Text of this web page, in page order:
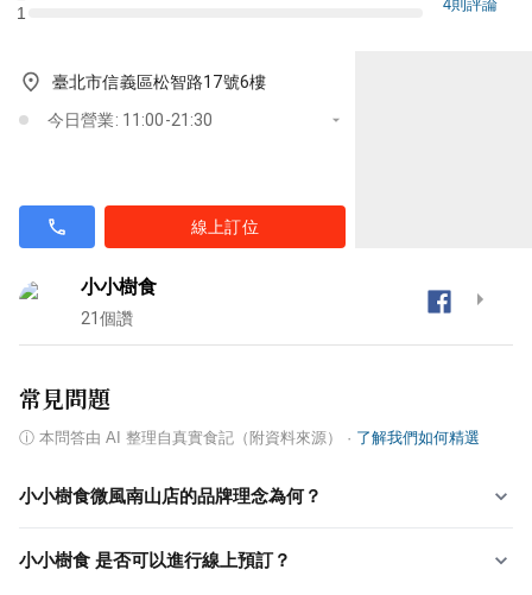
11 星：0 則評論
4則評論
臺北市信義區松智路17號6樓
今日營業: 11:00-21:30
線上訂位
小小樹食
21個讚
常見問題
ⓘ 本問答由 AI 整理自真實食記（附資料來源） · 了解我們如何精選
小小樹食微風南山店的品牌理念為何？
小小樹食 是否可以進行線上預訂？